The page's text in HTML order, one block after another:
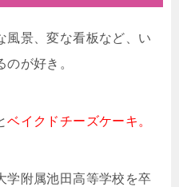
風景、変な看板など、い
が好き。
ベイクドチーズケーキ。
学附属池田高等学校を卒